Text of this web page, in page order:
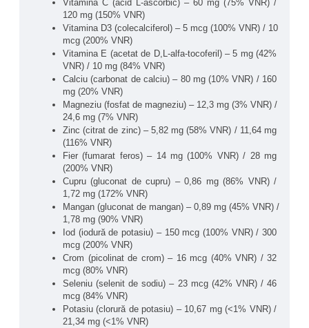
Reducerea oboselii și extenuării:
Vitaminele C, B6,
B12, acidul folic, niacina, magneziul și fierul
contribuie la reducerea senzației de oboseală, mai
ales în perioadele de solicitare fizică sau mentală
crescută.
Funcționare normală a sistemului nervos:
Vitaminele din grupul B, magneziul și iodul contribuie
la funcționarea normală a sistemului nervos și la
menținerea performanței cognitive în activitățile
zilnice.
Susținerea sistemului imunitar: Vitaminele A, C,
D3, B6, B12, alături de zinc, fier, cupru și seleniu,
contribuie la funcționarea normală a sistemului
imunitar, în special în perioade de efort fizic intens
sau stres.
Sănătatea sistemului osos:
magneziul, zincul și manganul contribuie la
menținerea sănătății oaselor și a dinților, fiind
relevante pentru persoanele active și sportivi.
Funcție musculară normală:
vitamina D3 sunt implicate în funcționarea normală a
mușchilor, sprijinind activitățile fizice regulate.
Protecție antioxidantă: Vitaminele C și E, împreună
cu zincul, manganul, cuprul și seleniul, contribuie la
protejarea celulelor împotriva stresului oxidativ
generat de efortul fizic.
Vitamina C (acid L-ascorbic) – 60 mg (75% VNR) /
120 mg (150% VNR)
Vitamina D3 (colecalciferol) – 5 mcg (100% VNR) / 10
mcg (200% VNR)
Vitamina E (acetat de D,L-alfa-tocoferil) – 5 mg (42%
VNR) / 10 mg (84% VNR)
Calciu (carbonat de calciu) – 80 mg (10% VNR) / 160
mg (20% VNR)
Magneziu (fosfat de magneziu) – 12,3 mg (3% VNR) /
24,6 mg (7% VNR)
Zinc (citrat de zinc) – 5,82 mg (58% VNR) / 11,64 mg
(116% VNR)
Fier (fumarat feros) – 14 mg (100% VNR) / 28 mg
(200% VNR)
Cupru (gluconat de cupru) – 0,86 mg (86% VNR) /
1,72 mg (172% VNR)
Mangan (gluconat de mangan) – 0,89 mg (45% VNR) /
1,78 mg (90% VNR)
Iod (iodură de potasiu) – 150 mcg (100% VNR) / 300
mcg (200% VNR)
Crom (picolinat de crom) – 16 mcg (40% VNR) / 32
mcg (80% VNR)
Seleniu (selenit de sodiu) – 23 mcg (42% VNR) / 46
mcg (84% VNR)
Potasiu (clorură de potasiu) – 10,67 mg (<1% VNR) /
21,34 mg (<1% VNR)